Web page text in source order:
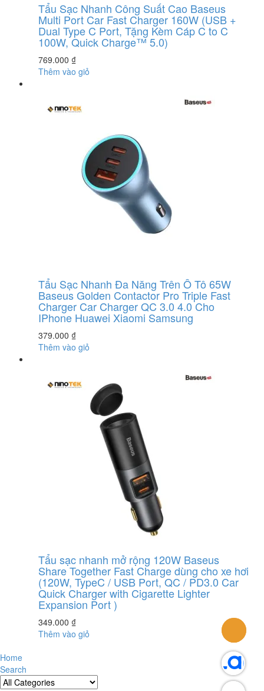
Tẩu Sạc Nhanh Công Suất Cao Baseus
Multi Port Car Fast Charger 160W (USB +
Dual Type C Port, Tặng Kèm Cáp C to C
100W, Quick Charge™ 5.0)
769.000 ₫
Thêm vào giỏ
Tẩu Sạc Nhanh Đa Năng Trên Ô Tô 65W
Baseus Golden Contactor Pro Triple Fast
Charger Car Charger QC 3.0 4.0 Cho
IPhone Huawei Xiaomi Samsung
379.000 ₫
Thêm vào giỏ
Tẩu sạc nhanh mở rộng 120W Baseus
Share Together Fast Charge dùng cho xe hơi
(120W, TypeC / USB Port, QC / PD3.0 Car
Quick Charger with Cigarette Lighter
Expansion Port )
349.000 ₫
Thêm vào giỏ
Home
Search